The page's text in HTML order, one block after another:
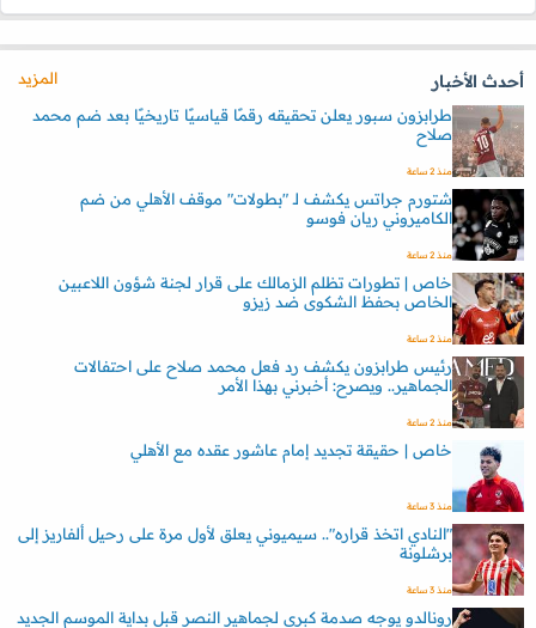
أحدث الأخبار
المزيد
طرابزون سبور يعلن تحقيقه رقمًا قياسيًا تاريخيًا بعد ضم محمد
صلاح
منذ 2 ساعة
شتورم جراتس يكشف لـ "بطولات" موقف الأهلي من ضم
الكاميروني ريان فوسو
منذ 2 ساعة
خاص | تطورات تظلم الزمالك على قرار لجنة شؤون اللاعبين
الخاص بحفظ الشكوى ضد زيزو
منذ 2 ساعة
رئيس طرابزون يكشف رد فعل محمد صلاح على احتفالات
الجماهير.. ويصرح: أخبرني بهذا الأمر
منذ 2 ساعة
خاص | حقيقة تجديد إمام عاشور عقده مع الأهلي
منذ 3 ساعة
"النادي اتخذ قراره".. سيميوني يعلق لأول مرة على رحيل ألفاريز إلى
برشلونة
منذ 3 ساعة
رونالدو يوجه صدمة كبرى لجماهير النصر قبل بداية الموسم الجديد